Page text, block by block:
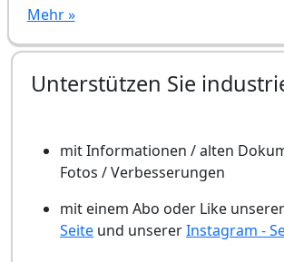
Mehr »
Unterstützen Sie
mit Informationen / alten
Fotos / Verbesserungen
mit einem Abo oder Like unserer
Seite und unsererInstagram -